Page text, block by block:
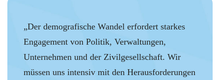
„Der demografische Wandel erfordert starkes
Engagement von Politik, Verwaltungen,
Unternehmen und der Zivilgesellschaft. Wir
müssen uns intensiv mit den Herausforderungen